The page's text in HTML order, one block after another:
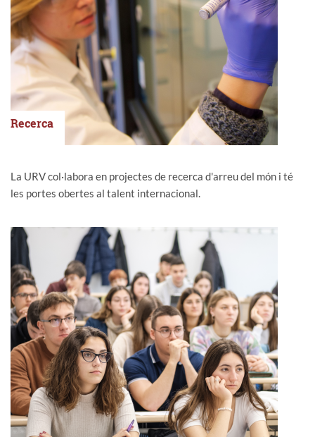
Recerca
La URV col·labora en projectes de recerca d'arreu del món i té
les portes obertes al talent internacional.